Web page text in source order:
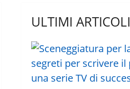
ULTIMI ARTICOLI